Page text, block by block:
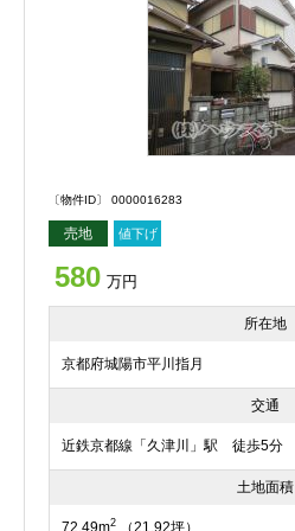
〔物件ID〕 0000016283
売地 値下げ
580 万円
所在地
京都府城陽市平川指月
交通
近鉄京都線「久津川」駅 徒歩5分
土地面積
72.49m2 （21.92坪）